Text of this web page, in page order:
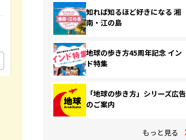
知れば知るほど好きになる 湘
南・江の島
地球の歩き方45周年記念 イン
ド特集
「地球の歩き方」シリーズ広告
のご案内
もっと見る